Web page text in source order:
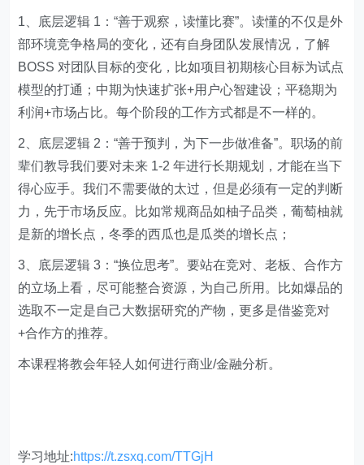
1、底层逻辑 1：“善于观察，读懂比赛”。读懂的不仅是外
部环境竞争格局的变化，还有自身团队发展情况，了解
BOSS 对团队目标的变化，比如项目初期核心目标为试点
模型的打通；中期为快速扩张+用户心智建设；平稳期为
利润+市场占比。每个阶段的工作方式都是不一样的。
2、底层逻辑 2：“善于预判，为下一步做准备”。职场的前
辈们教导我们要对未来 1-2 年进行长期规划，才能在当下
得心应手。我们不需要做的太过，但是必须有一定的判断
力，先于市场反应。比如常规商品如柚子品类，葡萄柚就
是新的增长点，冬季的西瓜也是瓜类的增长点；
3、底层逻辑 3：“换位思考”。要站在竞对、老板、合作方
的立场上看，尽可能整合资源，为自己所用。比如爆品的
选取不一定是自己大数据研究的产物，更多是借鉴竞对
+合作方的推荐。
本课程将教会年轻人如何进行商业/金融分析。
学习地址:https://t.zsxq.com/TTGjH